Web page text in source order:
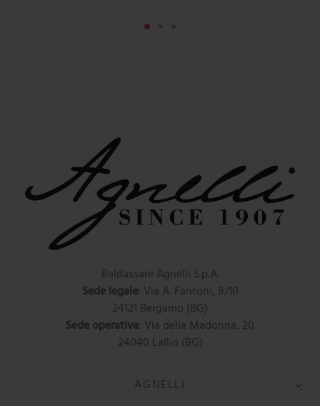
Baldassare Agnelli S.p.A.
Sede legale: Via A. Fantoni, 8/10
24121 Bergamo (BG)
Sede operativa: Via della Madonna, 20
24040 Lallio (BG)
AGNELLI